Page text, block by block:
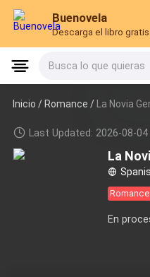
Buenovela
Descarga el libro
Busca lo que quieras
Inicio /Romance / La Novia
Last Updated: 2026-08-04
La
Romance
En